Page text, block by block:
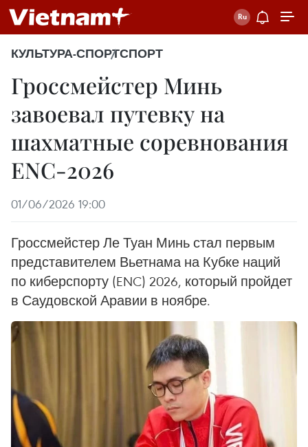
КУЛЬТУРА-СПОРТСПОРТ
Гроссмейстер Минь
завоевал путевку на
шахматные соревнования
ENC-2026
01/06/2026 19:00
Гроссмейстер Ле Туан Минь стал первым
представителем Вьетнама на Кубке наций
по киберспорту (ENC) 2026, который пройдет
в Саудовской Аравии в ноябре.